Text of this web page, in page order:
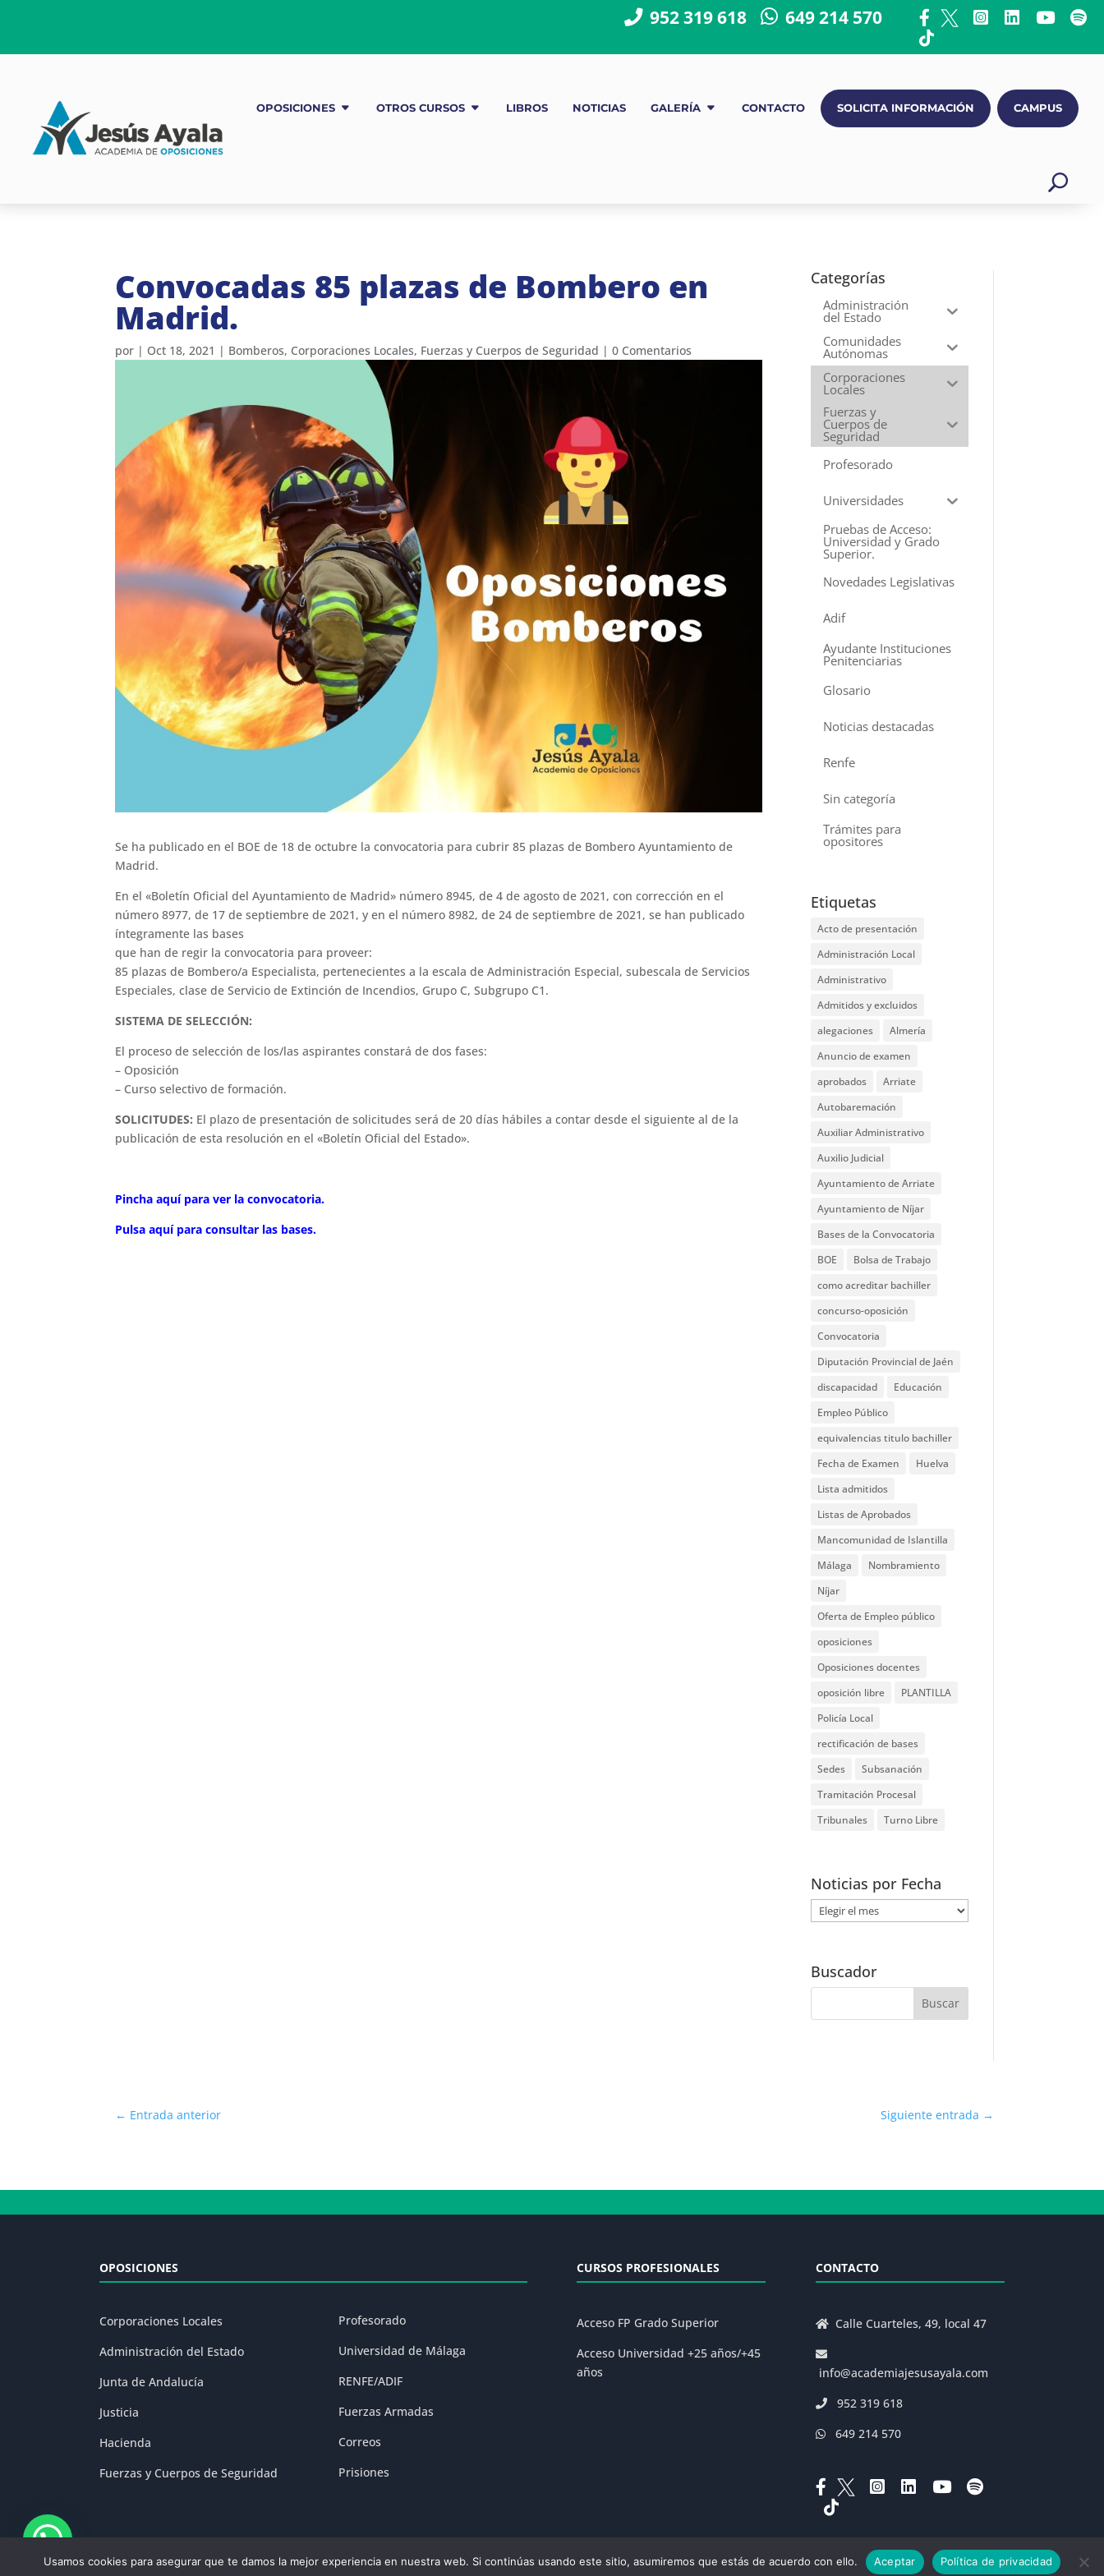
952 319 618 649 214 570
OPOSICIONES OTROS CURSOS LIBROS NOTICIAS GALERÍA CONTACTO SOLICITA INFORMACIÓN CAMPUS
Convocadas 85 plazas de Bombero en
Madrid.
por | Oct 18, 2021 | Bomberos, Corporaciones Locales, Fuerzas y Cuerpos de Seguridad | 0 Comentarios
Se ha publicado en el BOE de 18 de octubre la convocatoria para cubrir 85 plazas de Bombero Ayuntamiento de
Madrid.
En el «Boletín Oficial del Ayuntamiento de Madrid» número 8945, de 4 de agosto de 2021, con corrección en el
número 8977, de 17 de septiembre de 2021, y en el número 8982, de 24 de septiembre de 2021, se han publicado
íntegramente las bases
que han de regir la convocatoria para proveer:
85 plazas de Bombero/a Especialista, pertenecientes a la escala de Administración Especial, subescala de Servicios
Especiales, clase de Servicio de Extinción de Incendios, Grupo C, Subgrupo C1.
SISTEMA DE SELECCIÓN:
El proceso de selección de los/las aspirantes constará de dos fases:
– Oposición
– Curso selectivo de formación.
SOLICITUDES: El plazo de presentación de solicitudes será de 20 días hábiles a contar desde el siguiente al de la
publicación de esta resolución en el «Boletín Oficial del Estado».
Pincha aquí para ver la convocatoria.
Pulsa aquí para consultar las bases.
Categorías
Administración
del Estado
Comunidades
Autónomas
Corporaciones
Locales
Fuerzas y
Cuerpos de
Seguridad
Profesorado
Universidades
Pruebas de Acceso:
Universidad y Grado
Superior.
Novedades Legislativas
Adif
Ayudante Instituciones
Penitenciarias
Glosario
Noticias destacadas
Renfe
Sin categoría
Trámites para
opositores
Etiquetas
Acto de presentación
Administración Local
Administrativo
Admitidos y excluidos
alegaciones
Almería
Anuncio de examen
aprobados
Arriate
Autobaremación
Auxiliar Administrativo
Auxilio Judicial
Ayuntamiento de Arriate
Ayuntamiento de Níjar
Bases de la Convocatoria
BOE
Bolsa de Trabajo
como acreditar bachiller
concurso-oposición
Convocatoria
Diputación Provincial de Jaén
discapacidad
Educación
Empleo Público
equivalencias titulo bachiller
Fecha de Examen
Huelva
Lista admitidos
Listas de Aprobados
Mancomunidad de Islantilla
Málaga
Nombramiento
Níjar
Oferta de Empleo público
oposiciones
Oposiciones docentes
oposición libre
PLANTILLA
Policía Local
rectificación de bases
Sedes
Subsanación
Tramitación Procesal
Tribunales
Turno Libre
Noticias por Fecha
Noticias
por
Buscador
← Entrada anterior Siguiente entrada →
OPOSICIONES
Corporaciones Locales
Administración del Estado
Junta de Andalucía
Justicia
Hacienda
Fuerzas y Cuerpos de Seguridad
Profesorado
Universidad de Málaga
RENFE/ADIF
Fuerzas Armadas
Correos
Prisiones
CURSOS PROFESIONALES
Acceso FP Grado Superior
Acceso Universidad +25 años/+45
años
CONTACTO
Calle Cuarteles, 49, local 47
info@academiajesusayala.com
952 319 618
649 214 570
Aviso Legal|Política de Privacidad|Condiciones Generales de la Matrícula|Decreto 625/2019
Usamos cookies para asegurar que te damos la mejor experiencia en nuestra web. Si continúas usando este sitio, asumiremos que estás de acuerdo con ello. Aceptar Política de privacidad